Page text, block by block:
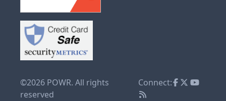
©2026 POWR. All rights
reserved
Connect: